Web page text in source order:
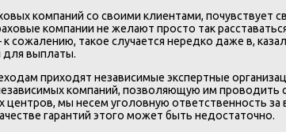
компаний со своими клиентами, почувствует
компании не желают просто так
сожалению, такое случается нередко даже в,
для выплаты.
приходят независимые экспертные
компаний, позволяющую им
центров, мы несем уголовную ответственность
гарантий этого может быть недостаточно.